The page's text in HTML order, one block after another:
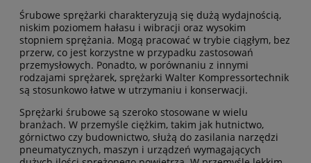
Śrubowe sprężarki charakteryzują się dużą wydajnością,
niskim poziomem hałasu i wibracji oraz wysokim
stopniem sprężania. Mogą pracować w trybie ciągłym, bez
przerw, co jest korzystne w przypadku zastosowań
przemysłowych. Ponadto, w porównaniu z innymi
rodzajami sprężarek, sprężarki Walter Kompressortechnik
są stosunkowo łatwe w utrzymaniu i konserwacji.
Sprężarki śrubowe są szeroko stosowane w wielu
branżach. W przemyśle ciężkim, takim jak hutnictwo,
górnictwo czy budownictwo, służą do zasilania narzędzi
pneumatycznych, maszyn i urządzeń wymagających